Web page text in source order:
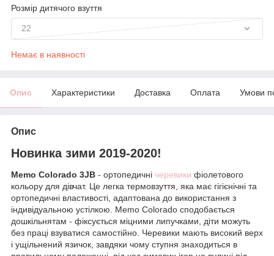
Розмір дитячого взуття
22
Немає в наявності
Опис Характеристики Доставка Оплата Умови
Опис
Новинка зими 2019-2020!
Memo Colorado 3JB - ортопедичні черевики фіолетового
кольору для дівчат. Це легка термовзуття, яка має гігієнічні та
ортопедичні властивості, адаптована до використання з
індивідуальною устілкою. Memo Colorado сподобається
дошкільнятам - фіксується міцними липучками, діти можуть
без праці взуватися самостійно. Черевики мають високий верх
і ущільнений язичок, завдяки чому ступня знаходиться в